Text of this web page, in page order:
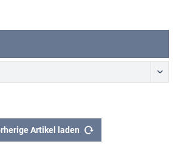
Artikel laden